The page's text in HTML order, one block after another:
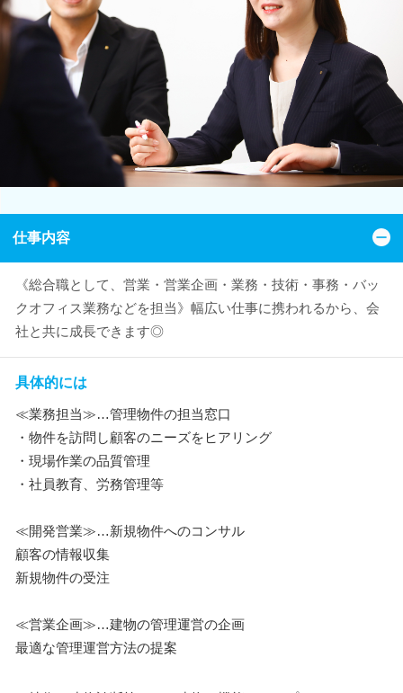
仕事内容
《総合職として、営業・営業企画・業務・技術・事務・バッ
クオフィス業務などを担当》幅広い仕事に携われるから、会
社と共に成長できます◎
具体的には
≪業務担当≫…管理物件の担当窓口
・物件を訪問し顧客のニーズをヒアリング
・現場作業の品質管理
・社員教育、労務管理等
≪開発営業≫…新規物件へのコンサル
顧客の情報収集
新規物件の受注
≪営業企画≫…建物の管理運営の企画
最適な管理運営方法の提案